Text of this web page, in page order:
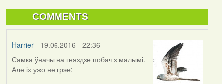
COMMENTS
Harrier- 19.06.2016 - 22:36
Самка ўначы на гняздзе побач з малымі.
Але іх ужо не грэе: